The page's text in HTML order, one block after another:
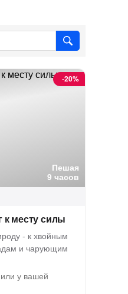
Пешая
9 часов
-20%
к месту силы
- к хвойным
и чарующим
у вашей